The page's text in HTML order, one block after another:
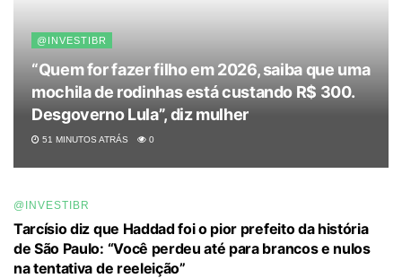
@INVESTIBR
“Quem for fazer filho em 2026, saiba que uma
mochila de rodinhas está custando R$ 300.
Desgoverno Lula”, diz mulher
51 MINUTOS ATRÁS 0
@INVESTIBR
Tarcísio diz que Haddad foi o pior prefeito da história
de São Paulo: “Você perdeu até para brancos e nulos
na tentativa de reeleição”